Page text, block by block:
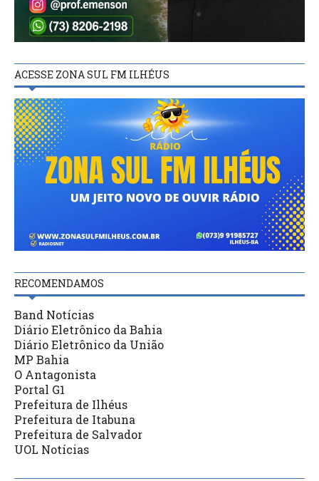
ACESSE ZONA SUL FM ILHÉUS
RECOMENDAMOS
Band Notícias
Diário Eletrônico da Bahia
Diário Eletrônico da União
MP Bahia
O Antagonista
Portal G1
Prefeitura de Ilhéus
Prefeitura de Itabuna
Prefeitura de Salvador
UOL Notícias